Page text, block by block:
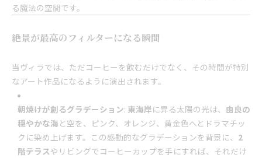
る魔法の空間です。
絶景が最高のフィルターになる瞬間
当ヴィラでは、ただコーヒーを飲むだけでなく、その時間が特別
なアート作品になるように演出されます。
朝焼けが創るグラデーション: 東海岸に昇る太陽の光は、 由良の
穏やかな海 と空を、ピンク、オレンジ、黄金色へとドラマチッ
クに染め上げます。この感動的なグラデーションを背景に、 2
階テラスやリビングでコーヒーカップを手にすれば、それだけ